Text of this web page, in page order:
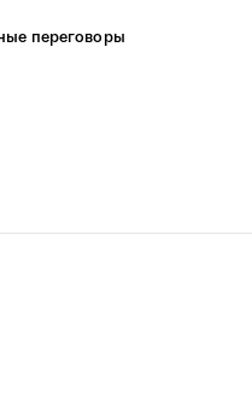
переговоры